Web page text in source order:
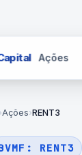
Ações
›Ações›RENT3
RENT3